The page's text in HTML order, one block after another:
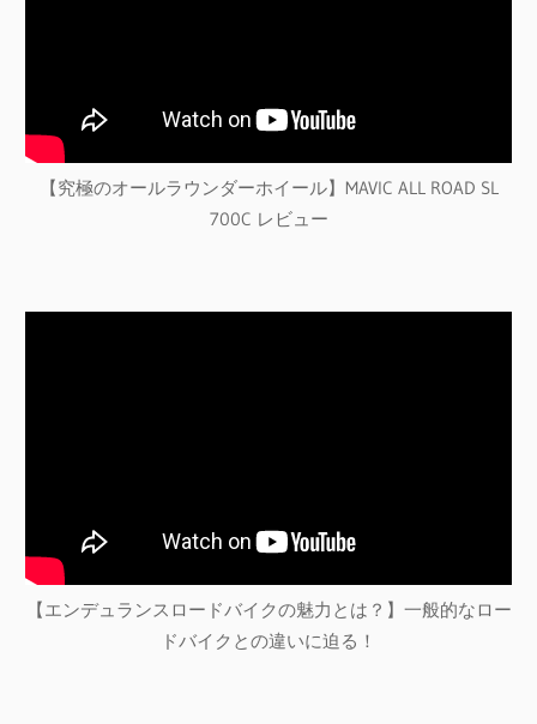
【究極のオールラウンダーホイール】MAVIC ALL ROAD SL
700C レビュー
【エンデュランスロードバイクの魅力とは？】一般的なロー
ドバイクとの違いに迫る！